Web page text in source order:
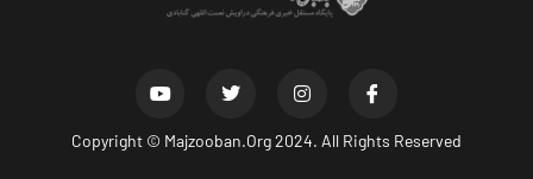
Copyright ©Majzooban.Org2024. All Rights Reserved